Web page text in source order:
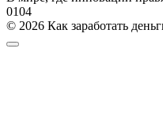
0104
© 2026 Как заработать